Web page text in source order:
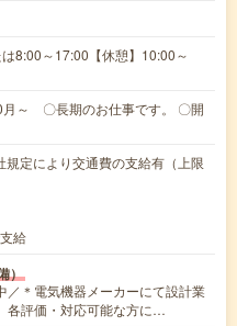
8:00～17:00【休憩】10:00～
～ 〇長期のお仕事です。 〇開
定により交通費の支給有（上限
給
）
／＊電気機器メーカーにて設計業
各評価・対応可能な方に…